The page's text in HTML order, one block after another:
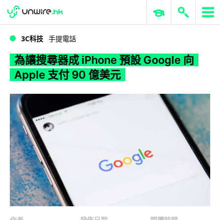
WWDC 2026 ERP 與商業 AI
3C科技 手提電話
為讓搜尋器成 iPhone 預設 Google 向
Apple 支付 90 億美元